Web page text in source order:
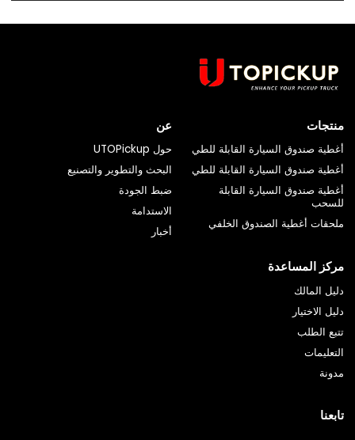
منتجات
أغطية صندوق السيارة القابلة للطي
أغطية صندوق السيارة القابلة للطي
أغطية صندوق السيارة القابلة
للسحب
ملحقات أغطية الصندوق الخلفي
عن
حول UTOPickup
البحث والتطوير والتصنيع
ضبط الجودة
الاستدامة
أخبار
مركز المساعدة
دليل المالك
دليل الاختيار
تتبع الطلب
التعليمات
مدونة
تابعنا